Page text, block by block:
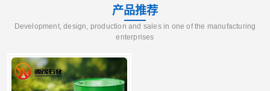
产品推荐
Development, design, production and sales in one of the manufacturing
enterprises